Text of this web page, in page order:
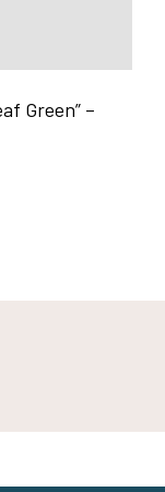
Green” –